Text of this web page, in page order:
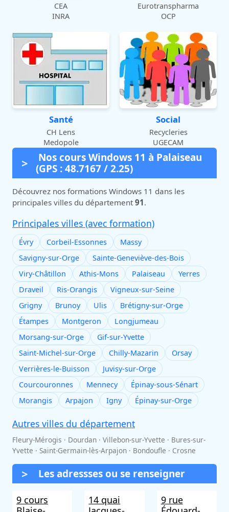
CEA
INRA
Eurotranspharma
OCP
Santé
CH Lens
Medopole
Social
Recycleries
UGECAM
Nos cours Windows 11 à Palaiseau
(GPS : 48.7167 / 2.25)
Découvrez nos formations Windows 11 dans les
principales villes du département 91.
Principales villes (avec formation)
Évry Corbeil-Essonnes
Massy
Savigny-sur-Orge
Sainte-Geneviève-des-Bois
Viry-Châtillon
Athis-Mons Palaiseau
Yerres
Draveil
Ris-Orangis
Vigneux-sur-Seine
Grigny
Brunoy Ulis
Brétigny-sur-Orge
Étampes
Montgeron
Longjumeau
Morsang-sur-Orge
Gif-sur-Yvette
Saint-Michel-sur-Orge
Chilly-Mazarin
Orsay
Verrières-le-Buisson
Juvisy-sur-Orge
Courcouronnes
Mennecy
Épinay-sous-Sénart
Morangis
Arpajon Igny Épinay-sur-Orge
Autres villes du département
Fleury-Mérogis · Dourdan · Villebon-sur-Yvette · Bures-sur-
Yvette · Saint-Germain-lès-Arpajon · Bondoufle · Crosne
Les adressses ou se renseigner
9 cours
14 quai
9 rue